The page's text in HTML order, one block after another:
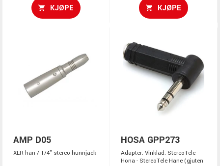
KJØPE KJØPE
AMP D05
XLR-han / 1/4" stereo hunnjack
HOSA GPP273
Adapter. Vinklad. StereoTele
Hona - StereoTele Hane (gjuten